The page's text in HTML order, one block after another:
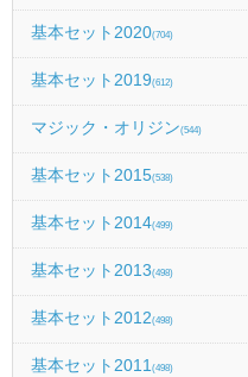
基本セット2020(704)
基本セット2019(612)
マジック・オリジン(544)
基本セット2015(538)
基本セット2014(499)
基本セット2013(498)
基本セット2012(498)
基本セット2011 (498)